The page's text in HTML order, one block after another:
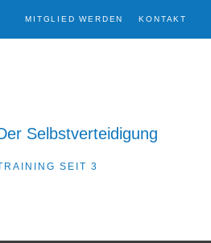
MITGLIED WERDEN KONTAKT
Selbstverteidigung
SEIT 3